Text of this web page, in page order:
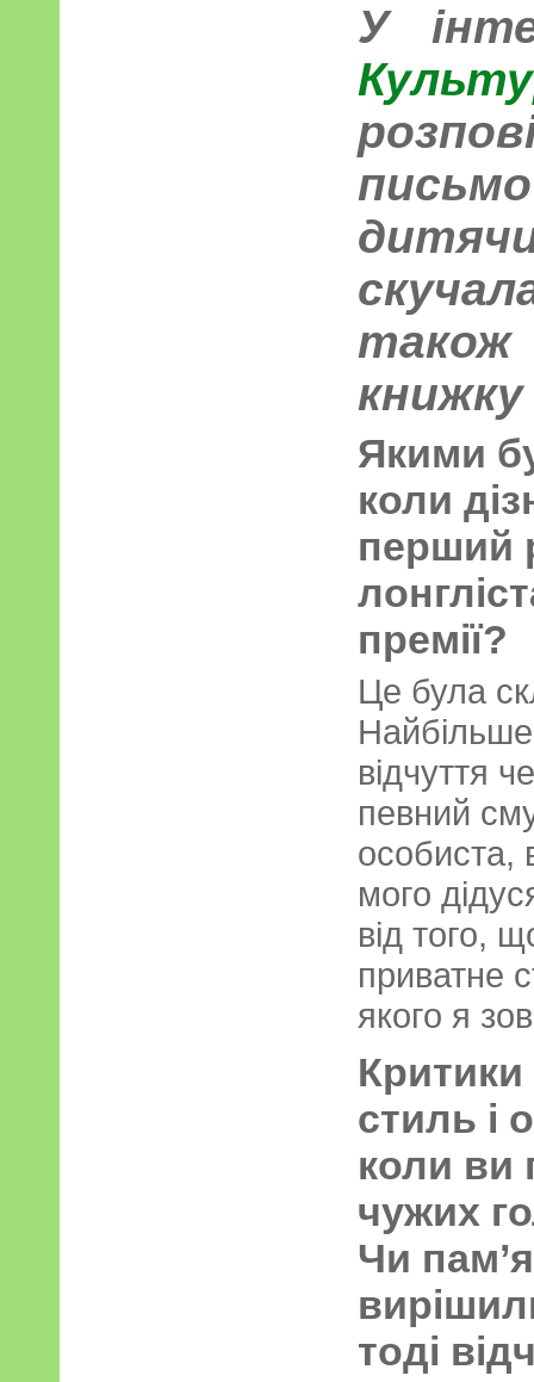
У
також
книжку
Якими
коли
перший
премії?
Це була
відчуття
певний
особиста,
мого
від того,
приватне
якого я
стиль і
коли ви
чужих
Чи
тоді